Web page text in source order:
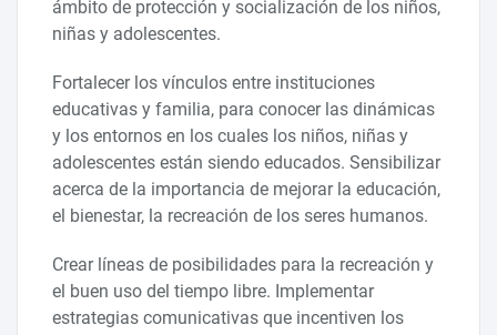
ámbito de protección y socialización de los niños,
niñas y adolescentes.
Fortalecer los vínculos entre instituciones
educativas y familia, para conocer las dinámicas
y los entornos en los cuales los niños, niñas y
adolescentes están siendo educados. Sensibilizar
acerca de la importancia de mejorar la educación,
el bienestar, la recreación de los seres humanos.
Crear líneas de posibilidades para la recreación y
el buen uso del tiempo libre. Implementar
estrategias comunicativas que incentiven los